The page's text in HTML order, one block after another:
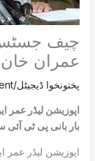
عمران
پختونخوا ڈیجیٹل/
بار بانی پی ٹی آئی
اپوزیشن لیڈر عمر